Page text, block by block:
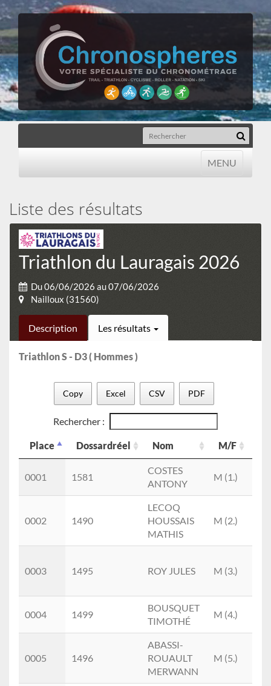
MENU
MENU
Liste des résultats
Triathlon du Lauragais 2026
Du 06/06/2026 au 07/06/2026
Nailloux (31560)
Description Les résultats
Triathlon S - D3 ( Hommes )
Copy Excel CSV PDF
Rechercher :
Place Dossardréel Nom M/F
Nom
0001
1581
COSTES
ANTONY
M (1.)
0002 1490
LECOQ
HOUSSAIS
MATHIS
M (2.)
0003 1495 ROY JULES M (3.)
0004 1499
BOUSQUET
TIMOTHÉ
M (4.)
0005 1496
ABASSI-
ROUAULT
MERWANN
M (5.)